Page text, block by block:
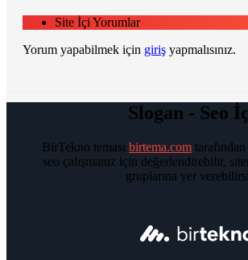
Site İçi Yorumlar
Yorum yapabilmek için giriş yapmalısınız.
Slogan - Seo
BirTekno teması birtema.com
seo çalışmanız için değerlendirebilir,
gruplarına yer